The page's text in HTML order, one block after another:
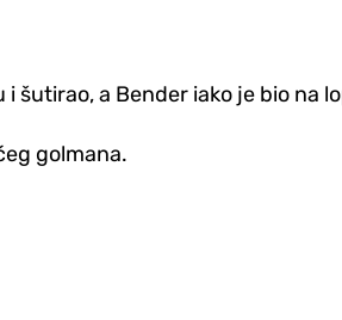
a Bender iako je bio na
golmana.